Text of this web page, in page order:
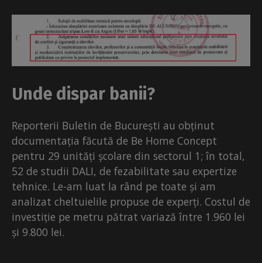
Unde dispar banii?
Reporterii Buletin de București au obținut
documentația făcută de Be Home Concept
pentru 29 unități școlare din sectorul 1; în total,
52 de studii DALI, de fezabilitate sau expertize
tehnice. Le-am luat la rând pe toate și am
analizat cheltuielile propuse de experți. Costul de
investiție pe metru pătrat variază între 1.960 lei
și 9.800 lei.